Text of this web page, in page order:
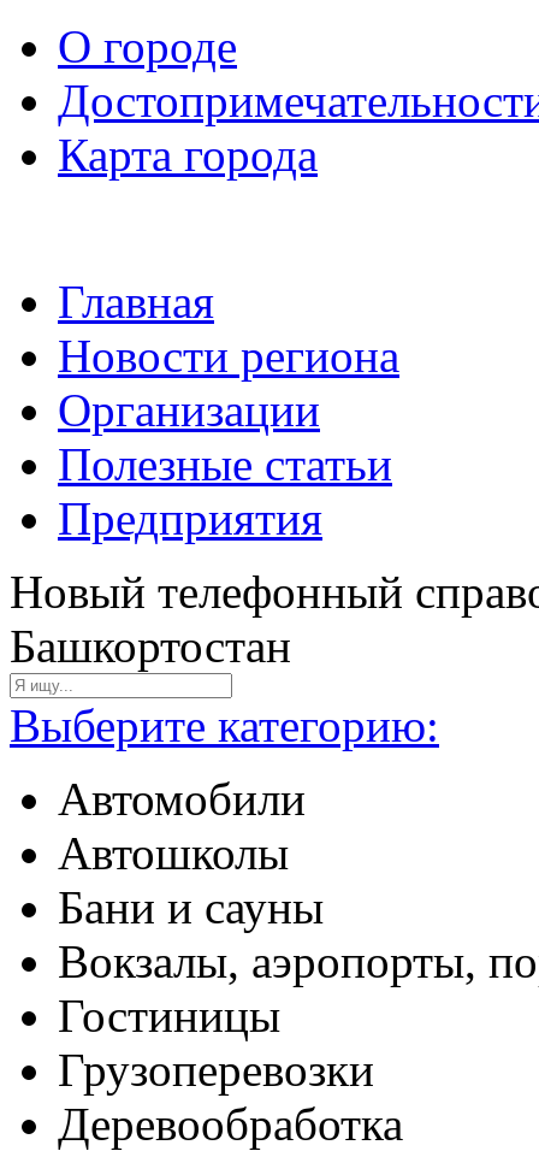
О городе
Карта города
Главная
Новости региона
Организации
Полезные статьи
Предприятия
Новый телефонный
Башкортостан
Выберите категорию:
Автомобили
Автошколы
Бани и сауны
Вокзалы, аэропорты,
Гостиницы
Грузоперевозки
Деревообработка